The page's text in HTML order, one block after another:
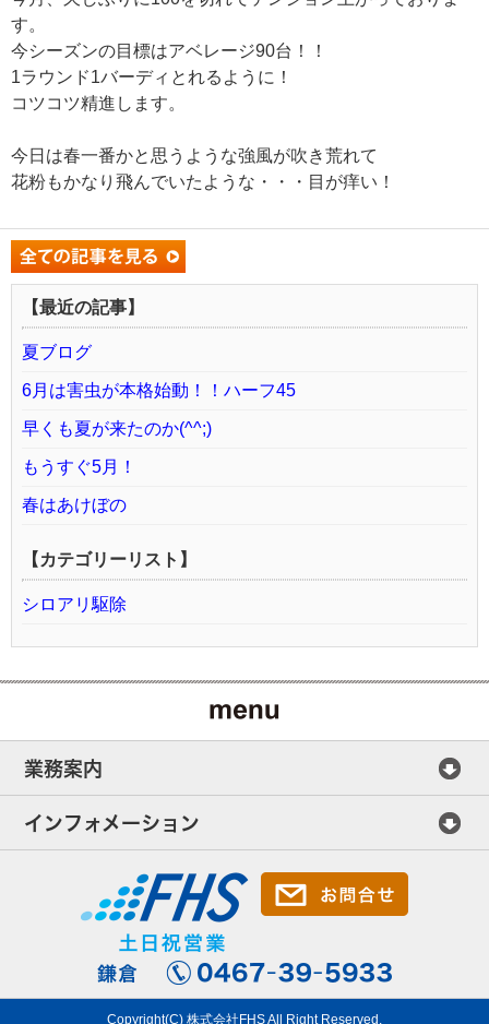
す。
今シーズンの目標はアベレージ90台！！
1ラウンド1バーディとれるように！
コツコツ精進します。
今日は春一番かと思うような強風が吹き荒れて
花粉もかなり飛んでいたような・・・目が痒い！
【最近の記事】
夏ブログ
6月は害虫が本格始動！！ハーフ45
早くも夏が来たのか(^^;)
もうすぐ5月！
春はあけぼの
【カテゴリーリスト】
シロアリ駆除
業務案内
インフォメーション
Copyright(C) 株式会社FHS All Right Reserved.